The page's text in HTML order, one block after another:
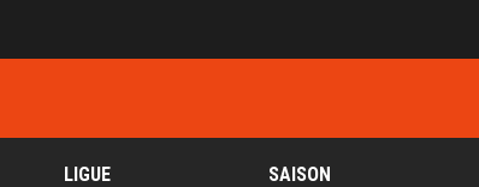
LIGUE SAISON